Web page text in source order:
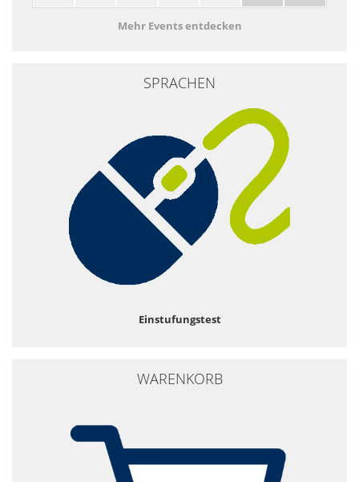
Mehr Events entdecken
SPRACHEN
Einstufungstest
WARENKORB